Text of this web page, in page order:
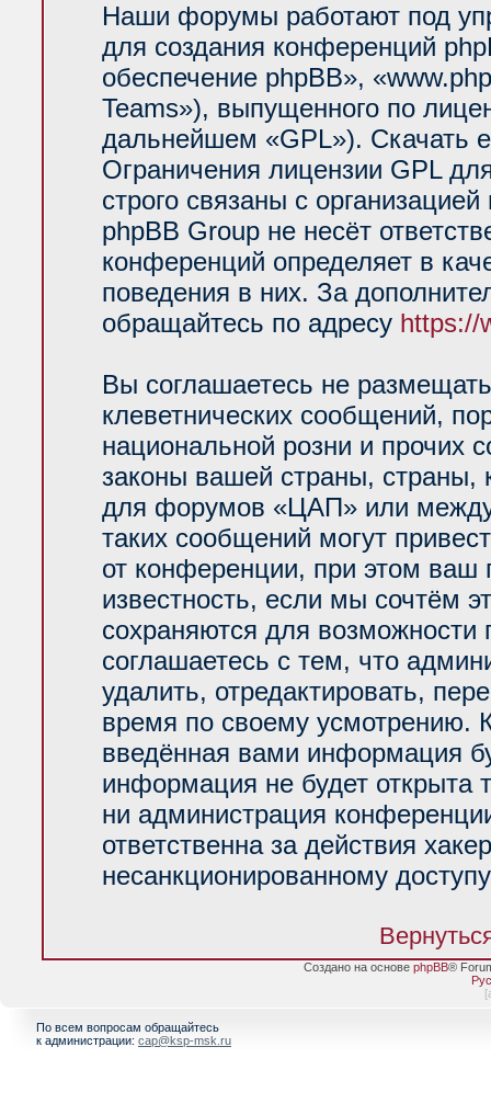
Наши форумы работают под
для создания конференций
обеспечение phpBB»,
Teams»), выпущенного по
дальнейшем «GPL»). Скачать
Ограничения лицензии GPL
строго связаны с
phpBB Group не несёт
конференций определяет в
поведения в них. За
обращайтесь по адресу https://
Вы соглашаетесь не
клеветнических сообщений,
национальной розни и прочих
законы вашей страны, страны,
для форумов «ЦАП» или
таких сообщений могут
от конференции, при этом ваш
известность, если мы сочтём
сохраняются для возможности
соглашаетесь с тем, что
удалить, отредактировать,
время по своему усмотрению.
введённая вами информация
информация не будет открыта
ни администрация
ответственна за действия
несанкционированному
Создано на основе phpBB®
[
По всем вопросам обращайтесь
к администрации: cap@ksp-msk.ru